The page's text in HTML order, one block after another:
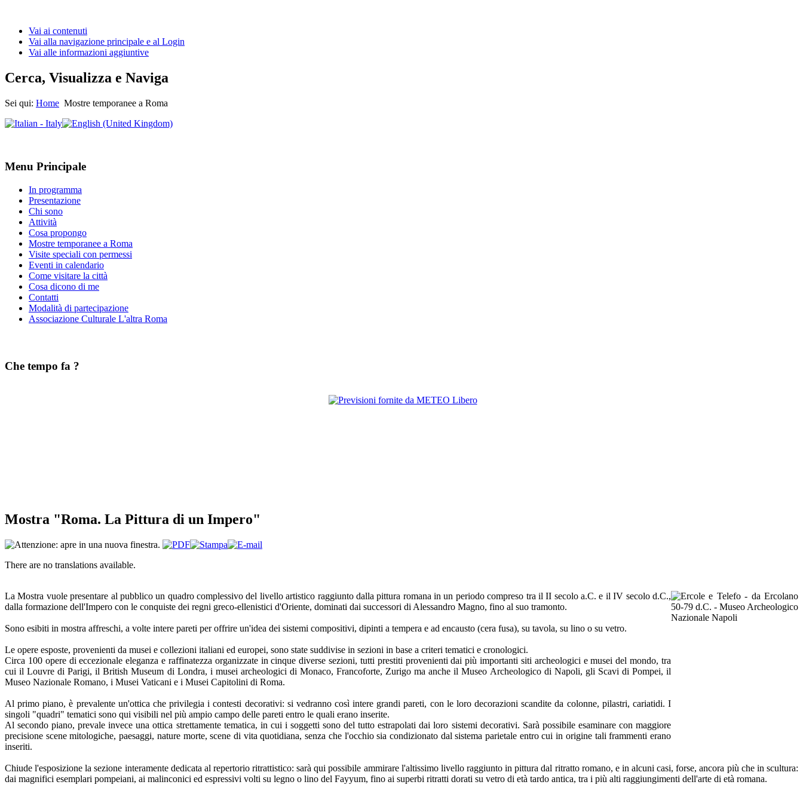
Vai ai contenuti
Vai alla navigazione principale e al Login
Vai alle informazioni aggiuntive
Cerca, Visualizza e Naviga
Sei qui: Home Mostre temporanee a Roma
Menu Principale
In programma
Presentazione
Chi sono
Attività
Cosa propongo
Mostre temporanee a Roma
Visite speciali con permessi
Eventi in calendario
Come visitare la città
Cosa dicono di me
Contatti
Modalità di partecipazione
Associazione Culturale L'altra Roma
Che tempo fa ?
Mostra "Roma. La Pittura di un Impero"
There are no translations available.
La Mostra vuole presentare al pubblico un quadro complessivo del livello artistico raggiunto dalla pittura romana in un periodo compreso tra il II secolo a.C. e il IV secolo d.C.,
dalla formazione dell'Impero con le conquiste dei regni greco-ellenistici d'Oriente, dominati dai successori di Alessandro Magno, fino al suo tramonto.
Sono esibiti in mostra affreschi, a volte intere pareti per offrire un'idea dei sistemi compositivi, dipinti a tempera e ad encausto (cera fusa), su tavola, su lino o su vetro.
Le opere esposte, provenienti da musei e collezioni italiani ed europei, sono state suddivise in sezioni in base a criteri tematici e cronologici.
Circa 100 opere di eccezionale eleganza e raffinatezza organizzate in cinque diverse sezioni, tutti prestiti provenienti dai più importanti siti archeologici e musei del mondo, tra
cui il Louvre di Parigi, il British Museum di Londra, i musei archeologici di Monaco, Francoforte, Zurigo ma anche il Museo Archeologico di Napoli, gli Scavi di Pompei, il
Museo Nazionale Romano, i Musei Vaticani e i Musei Capitolini di Roma.
Al primo piano, è prevalente un'ottica che privilegia i contesti decorativi: si vedranno così intere grandi pareti, con le loro decorazioni scandite da colonne, pilastri, cariatidi. I
singoli "quadri" tematici sono qui visibili nel più ampio campo delle pareti entro le quali erano inserite.
Al secondo piano, prevale invece una ottica strettamente tematica, in cui i soggetti sono del tutto estrapolati dai loro sistemi decorativi. Sarà possibile esaminare con maggiore
precisione scene mitologiche, paesaggi, nature morte, scene di vita quotidiana, senza che l'occhio sia condizionato dal sistema parietale entro cui in origine tali frammenti erano
inseriti.
Chiude l'esposizione la sezione interamente dedicata al repertorio ritrattistico: sarà qui possibile ammirare l'altissimo livello raggiunto in pittura dal ritratto romano, e in alcuni casi, forse, ancora più che in scultura:
dai magnifici esemplari pompeiani, ai malinconici ed espressivi volti su legno o lino del Fayyum, fino ai superbi ritratti dorati su vetro di età tardo antica, tra i più alti raggiungimenti dell'arte di età romana.